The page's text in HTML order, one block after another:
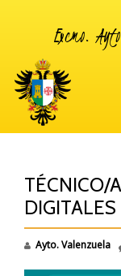
Excmo.
TÉCNICO/
DIGITALES
Ayto. Valenzuela